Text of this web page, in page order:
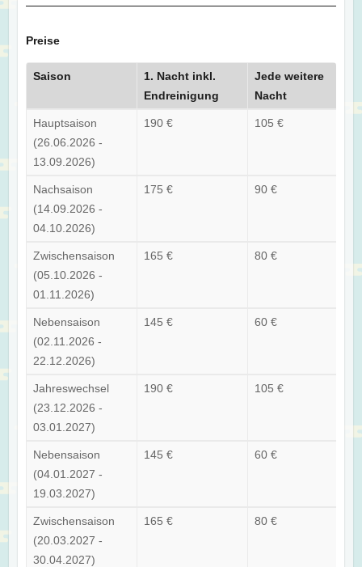
Preise
Saison
1. Nacht inkl.
Endreinigung
Jede weitere
Nacht
Hauptsaison
(26.06.2026 -
13.09.2026)
190 € 105 €
Nachsaison
(14.09.2026 -
04.10.2026)
175 € 90 €
Zwischensaison
(05.10.2026 -
01.11.2026)
165 € 80 €
Nebensaison
(02.11.2026 -
22.12.2026)
145 € 60 €
Jahreswechsel
(23.12.2026 -
03.01.2027)
190 € 105 €
Nebensaison
(04.01.2027 -
19.03.2027)
145 € 60 €
Zwischensaison
(20.03.2027 -
30.04.2027)
165 € 80 €